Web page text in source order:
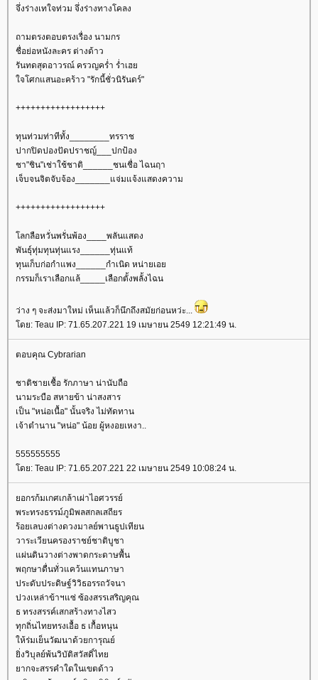
จึ่งร่างเทใจท่วม จึ่งร่างทางโคลง
ถามตรงตอบตรงเรื่อง นามกร
ชื่อย่อหนังละคร ต่างด้าว
รันทดสุดอาวรณ์ ครวญคร่ำ ร่ำเฮ
จโศกแสนอะคร้าว "รักนี้ชั่วนิรันดร์"
++++++++++++++++++
ทุนท่วมท่าทีทั้ง________ทรราช
ปากปิดปองปัดปราชญ์___ปกป้อง
ชา"ชิน"เช่าใช้ชาติ______ชนเชื่อ ไฉนฤา
เจ็บจนจิตจับจ้อง_______แจ่มแจ้งแสดงความ
++++++++++++++++++
ลกลือหวั่นพรั่นพ้อง____พลันแสดง
พันธุ์ทุ่มทุนทุ่นแรง______ทุ่นแท้
ทุนเก็บก่อกำแพง______กำเนิด หน่ายเอ
กรรมก็เราเลือกแล้_____เลือกตั้งพลั้งไฉน
ว่าง ๆ จะส่งมาใหม่ เห็นแล้วก็นึกถึงสมัยก่อนหว่ะ...
ดย: Teau IP: 71.65.207.221 19 เมษายน 2549 12:21:49 น.
ตอบคุณ Cybrarian
ชาติชายเชื้อ รักภาษา น่านับถือ
นามระบือ สหายข้า น่าสงสาร
เป็น "หน่อเนื้อ" นั้นจริง ไม่ทัดทาน
เจ้าตำนาน "หน่อ" น้อย ผู้หงอยเหงา..
555555555
ดย: Teau IP: 71.65.207.221 22 เมษายน 2549 10:08:24 น.
อกรก้มเกศเกล้าเผ่าไอศวรรย์
พระทรงธรรม์ภูมิพลสกลเสถียร
ร้อยเลบงต่างดวงมาลย์พานธูปเทียน
วาระเวียนครองราชย์ชาติบูชา
ผ่นดินวางต่างพาดกระดาษพื้น
พฤกษาดื่นทั่วแคว้นแทนภาษา
ประดับประดิษฐ์วิวิธอรรถวัจนา
ปวงเหล่าข้าฯแซ่ ซ้องสรรเสริญคุณ
ธ ทรงสรรค์เสกสร้างทางไสว
ทุกถิ่นไทยทรงเอื้อ ธ เกื้อหนุน
ห้ร่มเย็นวัฒนาด้วยการุณย์
ิ่งวิบุลย์พ้นวิบัติสวัสดิ์ไท
ากจะสรรคำใดในเขตด้าว